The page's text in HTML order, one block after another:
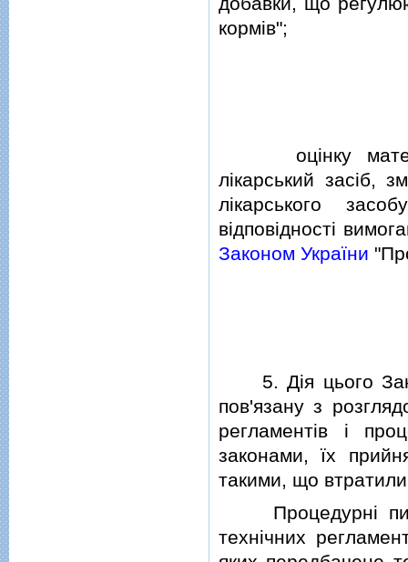
кормiв";
оцiнку
лiкарський засiб,
лiкарського
вiдповiдностi
Законом України
5. Дiя цього
пов'язану з
регламентiв i
законами, їх
такими, що
Процедурнi
технiчних